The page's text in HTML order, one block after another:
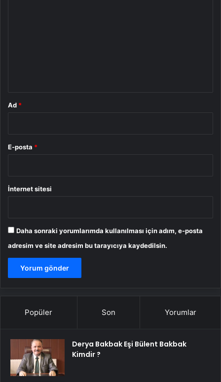
Ad *
E-posta *
İnternet sitesi
Daha sonraki yorumlarımda kullanılması için adım, e-posta
adresim ve site adresim bu tarayıcıya kaydedilsin.
Popüler Son Yorumlar
Derya Bakbak Eşi Bülent Bakbak
Kimdir ?